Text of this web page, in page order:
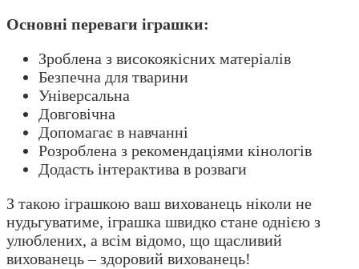
Основні переваги іграшки:
Зроблена з високоякісних матеріалів
Безпечна для тварини
Універсальна
Довговічна
Допомагає в навчанні
Розроблена з рекомендаціями кінологів
Додасть інтерактива в розваги
З такою іграшкою ваш вихованець ніколи не
нудьгуватиме, іграшка швидко стане однією з
улюблених, а всім відомо, що щасливий
вихованець – здоровий вихованець!